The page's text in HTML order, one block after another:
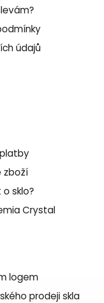
údajů
zboží
sklo?
Crystal
logem
prodeji skla